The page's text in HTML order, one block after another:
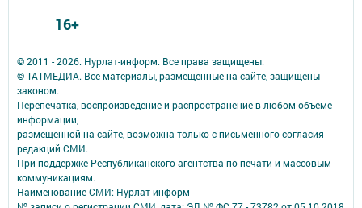
© 2011 - 2026. Нурлат-⁠информ. Все права защищены.
© ТАТМЕДИА. Все материалы, размещенные на сайте, защищены
законом.
Перепечатка, воспроизведение и распространение в любом объеме
информации,
размещенной на сайте, возможна только с письменного согласия
редакций СМИ.
При поддержке Республиканского агентства по печати и массовым
коммуникациям.
Наименование СМИ: Нурлат-⁠информ
16+